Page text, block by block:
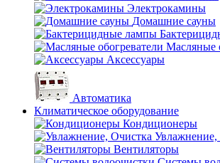
Электрокамины
Домашние сауны
Масляные
Аксессуары
Автоматика
Климатическое оборудование
Кондиционеры
Увлажнение,
Вентиляторы